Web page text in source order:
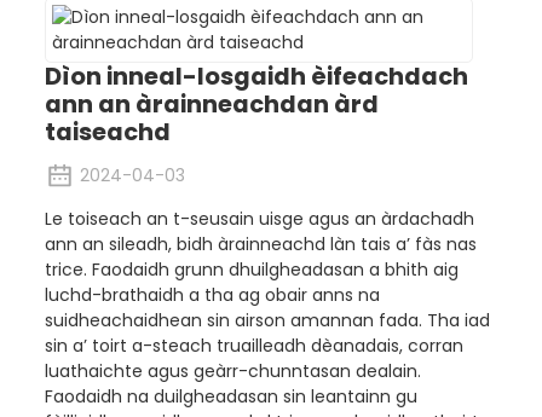
Dìon inneal-losgaidh èifeachdach
ann an àrainneachdan àrd
taiseachd
2024-04-03
Le toiseach an t-seusain uisge agus an àrdachadh
ann an sileadh, bidh àrainneachd làn tais a’ fàs nas
trice. Faodaidh grunn dhuilgheadasan a bhith aig
luchd-brathaidh a tha ag obair anns na
suidheachaidhean sin airson amannan fada. Tha iad
sin a’ toirt a-steach truailleadh dèanadais, corran
luathaichte agus geàrr-chunntasan dealain.
Faodaidh na duilgheadasan sin leantainn gu